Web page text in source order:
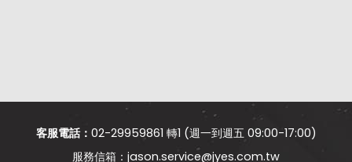
客服電話： 02-29959861 轉1 (週一到週五 09:00-17:00)
jason.service@jyes.com.tw